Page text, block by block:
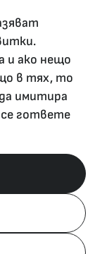
Rights, etc 2026
и ако нещо
в тях, то
имитира
гответе